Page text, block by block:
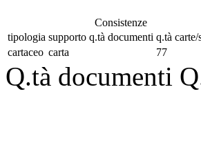
Consistenze
tipologia supporto q.tà documenti q.tà
cartaceo carta 77
Q.tà documenti